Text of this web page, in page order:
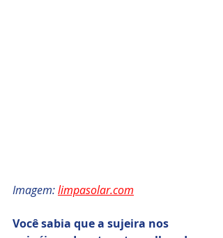
Imagem: limpasolar.com
Você sabia que a sujeira nos